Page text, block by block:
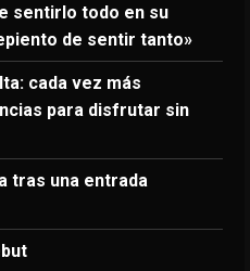
sentirlo todo en su
de sentir tanto»
cada vez más
para disfrutar sin
tras una entrada